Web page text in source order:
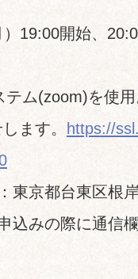
19:00開始、
ム(zoom)を使
ます。
https://
東京都台東区根
込みの際に通信